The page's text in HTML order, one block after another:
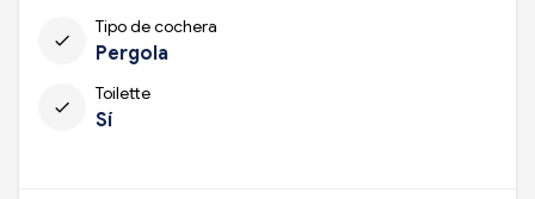
check
Tipo de cochera
Pergola
check
Toilette
Sí